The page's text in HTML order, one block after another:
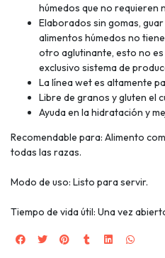
húmedos que no requieren
Elaborados sin gomas,
alimentos húmedos no
otro aglutinante, esto no
exclusivo sistema de
La línea wet es altamente
Libre de granos y gluten el
Ayuda en la hidratación y
Recomendable para: Alimento
todas las razas.
Modo de uso: Listo para servir.
Tiempo de vida útil: Una vez